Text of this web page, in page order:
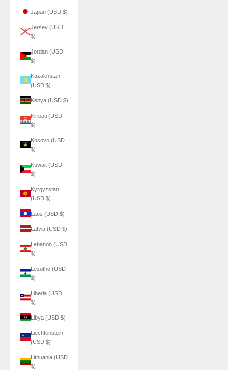
Japan (USD $)
Jersey (USD
$)
Jordan (USD
$)
Kazakhstan
(USD $)
Kenya (USD $)
Kiribati (USD
$)
Kosovo (USD
$)
Kuwait (USD
$)
Kyrgyzstan
(USD $)
Laos (USD $)
Latvia (USD $)
Lebanon (USD
$)
Lesotho (USD
$)
Liberia (USD
$)
Libya (USD $)
Liechtenstein
(USD $)
Lithuania (USD
$)